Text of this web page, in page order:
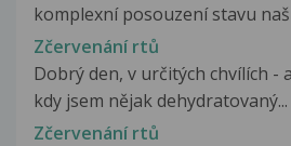
komplexní posouzení stavu
Zčervenání rtů
Dobrý den, v určitých chvílích -
kdy jsem nějak dehydratovaný...
Zčervenání rtů